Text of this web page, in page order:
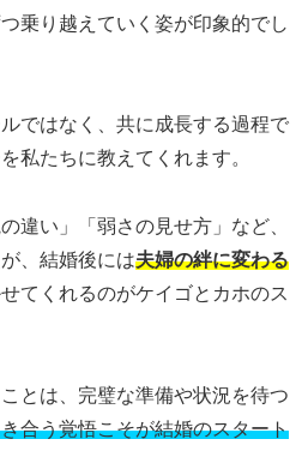
乗り越えていく姿が印象的でし
ではなく、共に成長する過程で
私たちに教えてくれます。
違い」「弱さの見せ方」など、
、結婚後には夫婦の絆に変わる
てくれるのがケイゴとカホのス
とは、完璧な準備や状況を待つ
合う覚悟こそが結婚のスタート